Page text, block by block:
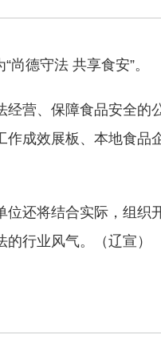
德守法 共享食安”。
营、保障食品安全的
成效展板、本地食品
还将结合实际，组
行业风气。（辽宣）